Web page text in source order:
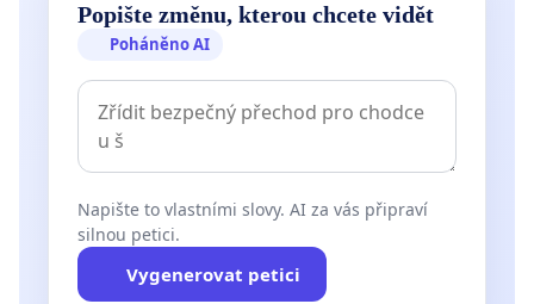
Popište změnu, kterou chcete vidět
Poháněno AI
Napište to vlastními slovy. AI za vás připraví
silnou petici.
Vygenerovat petici